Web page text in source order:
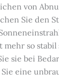
von
Sie den
so stabil
sie bei
eine